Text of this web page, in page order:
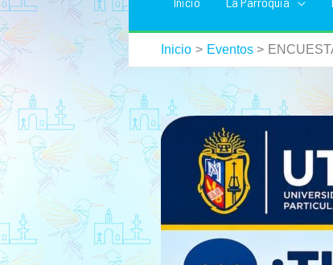
Inicio Eventos